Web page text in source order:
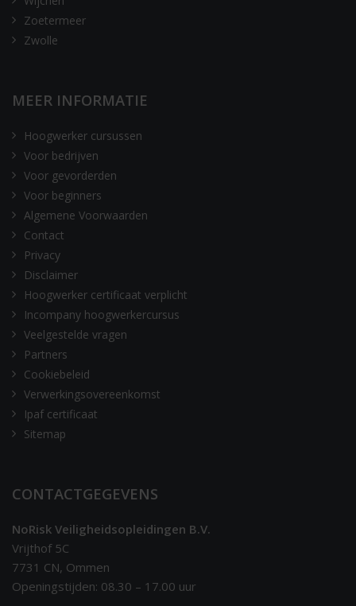
Zoetermeer
Zwolle
MEER INFORMATIE
Hoogwerker cursussen
Voor bedrijven
Voor gevorderden
Voor beginners
Algemene Voorwaarden
Contact
Privacy
Disclaimer
Hoogwerker certificaat verplicht
Incompany hoogwerkercursus
Veelgestelde vragen
Partners
Cookiebeleid
Verwerkingsovereenkomst
Ipaf certificaat
Sitemap
CONTACTGEGEVENS
NoRisk Veiligheidsopleidingen B.V.
Vrijthof 5C
7731 CN, Ommen
Openingstijden: 08.30 – 17.00 uur